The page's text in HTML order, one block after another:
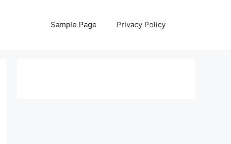
Sample Page Privacy Policy